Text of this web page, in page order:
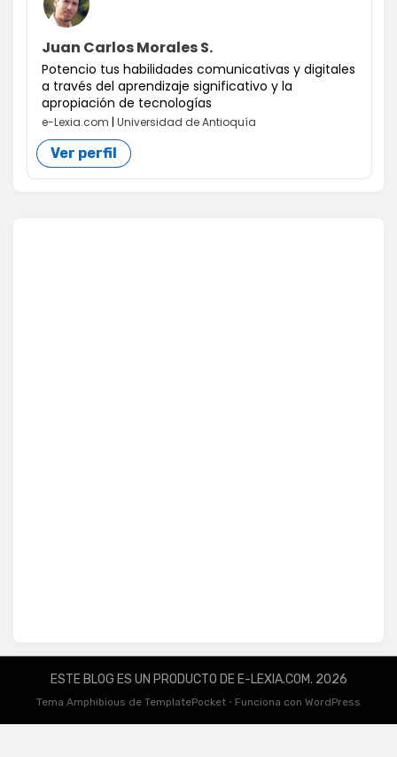
Juan Carlos Morales S.
Potencio tus habilidades comunicativas y digitales
a través del aprendizaje significativo y la
apropiación de tecnologías
e-Lexia.com | Universidad de Antioquía
Ver perfil
ESTE BLOG ES UN PRODUCTO DE E-LEXIA.COM. 2026
Tema Amphibious de TemplatePocket ⋅ Funciona con WordPress